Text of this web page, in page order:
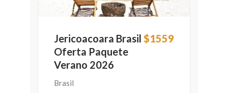
Jericoacoara Brasil
Oferta Paquete
Verano 2026
$1559
Brasil